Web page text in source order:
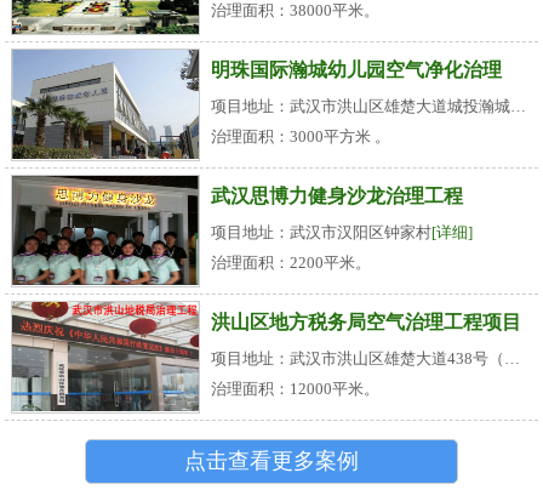
治理面积：38000平米。
明珠国际瀚城幼儿园空气净化治理
治理面积：3000平方米 。
武汉思博力健身沙龙治理工程
项目地址：武汉市汉阳区钟家村[详细]
治理面积：2200平米。
洪山区地方税务局空气治理工程项目
治理面积：12000平米。
点击查看更多案例